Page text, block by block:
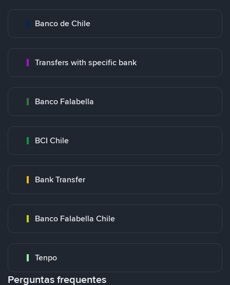
Banco de Chile
Transfers with specific bank
Banco Falabella
BCI Chile
Bank Transfer
Banco Falabella Chile
Tenpo
Perguntas frequentes